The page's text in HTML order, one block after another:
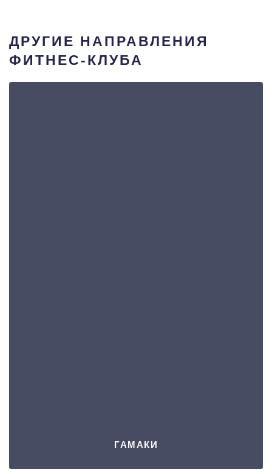
ДРУГИЕ НАПРАВЛЕНИЯ
ФИТНЕС-КЛУБА
ГАМАКИ